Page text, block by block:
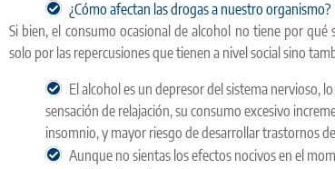
¿Cómo afectan las drogas a nuestro organismo?
Si bien, el consumo ocasional de alcohol no tiene por
solo por las repercusiones que tienen a nivel social sino
El alcohol es un depresor del sistema nervioso,
sensación de relajación, su consumo excesivo
insomnio, y mayor riesgo de desarrollar trastornos
Aunque no sientas los efectos nocivos en el